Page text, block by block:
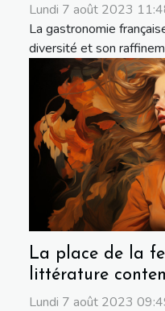
Lundi 7 août 2023
La gastronomie
diversité et son
La place de la
littérature
Lundi 7 août 2023